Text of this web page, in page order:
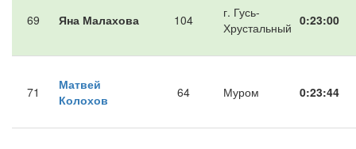
69 Яна Малахова 104
г. Гусь-
Хрустальный 0:23:00
71
Матвей
Колохов
64 Муром 0:23:44